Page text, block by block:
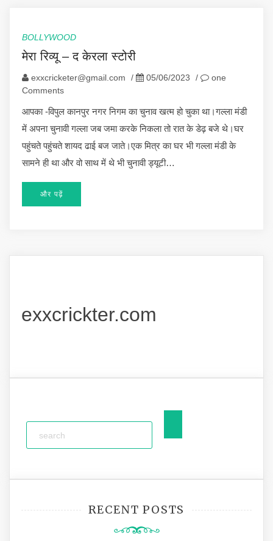
BOLLYWOOD
मेरा रिव्यू – द केरला स्टोरी
exxcricketer@gmail.com / 05/06/2023 /
one
Comments
आपका -विपुल कानपुर नगर निगम का चुनाव खत्म हो चुका था।गल्ला मंडी
में अपना चुनावी गल्ला जब जमा करके निकला तो रात के डेढ़ बजे थे।घर
पहुंचते पहुंचते शायद ढाई बज जाते।एक मित्र का घर भी गल्ला मंडी के
सामने ही था और वो साथ में थे भी चुनावी ड्यूटी…
और पढ़ें
exxcrickter.com
RECENT POSTS